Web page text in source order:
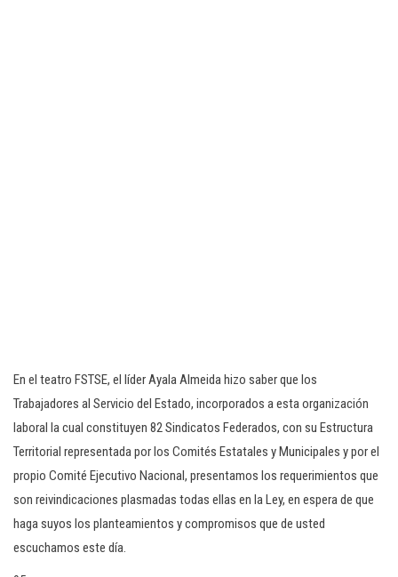
En el teatro FSTSE, el líder Ayala Almeida hizo saber que los
Trabajadores al Servicio del Estado, incorporados a esta organización
laboral la cual constituyen 82 Sindicatos Federados, con su Estructura
Territorial representada por los Comités Estatales y Municipales y por el
propio Comité Ejecutivo Nacional, presentamos los requerimientos que
son reivindicaciones plasmadas todas ellas en la Ley, en espera de que
haga suyos los planteamientos y compromisos que de usted
escuchamos este día.